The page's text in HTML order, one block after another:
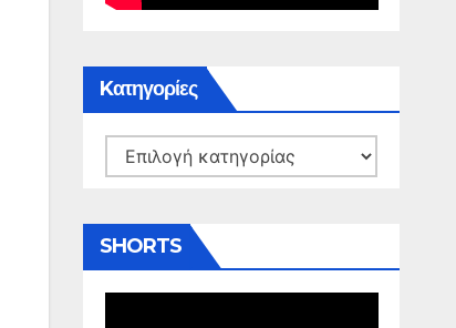
Kατηγορίες
Kατηγορίες
SHORTS